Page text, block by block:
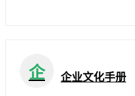
企 企业文化手册